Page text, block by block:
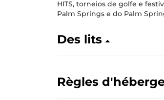
HITS, torneios de golfe e
Palm Springs e do Palm
Des lits
Règles